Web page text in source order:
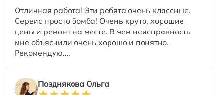
Отличная работа! Эти ребята очень классные.
Сервис просто бомба! Очень круто, хорошие
цены и ремонт на месте. В чем неисправность
мне объяснили очень хорошо и понятно.
Рекомендую….
Позднякова Ольга